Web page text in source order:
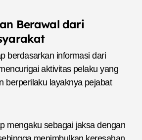
Berawal dari
berdasarkan informasi dari
aktivitas pelaku yang
berperilaku layaknya pejabat
mengaku sebagai jaksa dengan